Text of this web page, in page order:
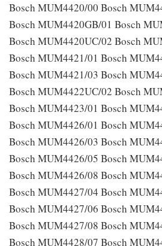
Bosch MUM4420/00 Bosch
Bosch MUM4420GB/01 Bosch
Bosch MUM4420UC/02 Bosch
Bosch MUM4421/01 Bosch
Bosch MUM4421/03 Bosch
Bosch MUM4422UC/02 Bosch
Bosch MUM4423/01 Bosch
Bosch MUM4426/01 Bosch
Bosch MUM4426/03 Bosch
Bosch MUM4426/05 Bosch
Bosch MUM4426/08 Bosch
Bosch MUM4427/04 Bosch
Bosch MUM4427/06 Bosch
Bosch MUM4427/08 Bosch
Bosch MUM4428/07 Bosch